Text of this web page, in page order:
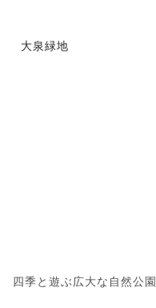
大泉緑地
四季と遊ぶ広大な自然公園